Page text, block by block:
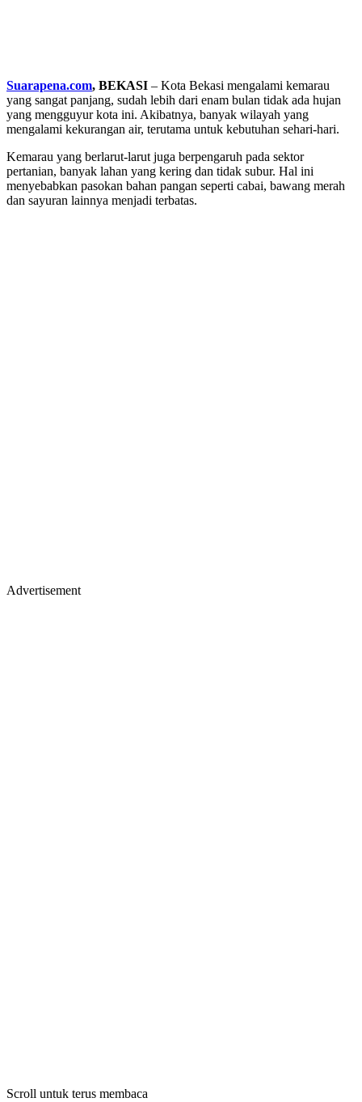
Suarapena.com, BEKASI – Kota Bekasi mengalami kemarau
yang sangat panjang, sudah lebih dari enam bulan tidak ada hujan
yang mengguyur kota ini. Akibatnya, banyak wilayah yang
mengalami kekurangan air, terutama untuk kebutuhan sehari-hari.
Kemarau yang berlarut-larut juga berpengaruh pada sektor
pertanian, banyak lahan yang kering dan tidak subur. Hal ini
menyebabkan pasokan bahan pangan seperti cabai, bawang merah
dan sayuran lainnya menjadi terbatas.
Advertisement
Scroll untuk terus membaca